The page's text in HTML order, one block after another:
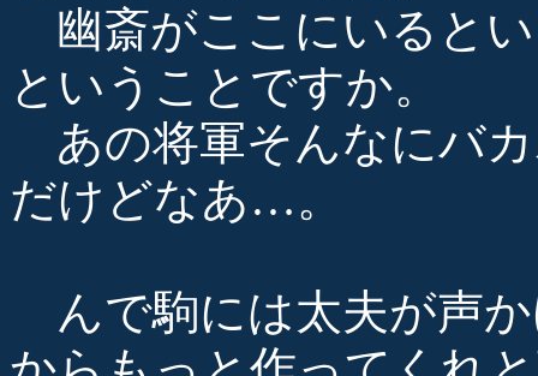
幽斎がここにいると
ということですか。
あの将軍そんなにバ
だけどなあ…。
んで駒には太夫が声